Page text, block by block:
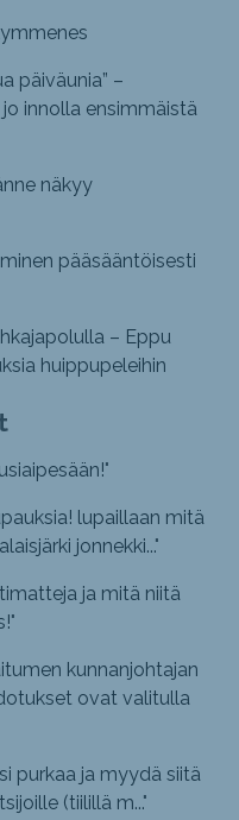
päiväunia” –
innolla ensimmäistä
näkyy
pääsääntöisesti
– Eppu
huippupeleihin
"
lupaillaan mitä
jonnekki..."
ja mitä niitä
"
kunnanjohtajan
ovat valitulla
purkaa ja myydä siitä
(tiilillä m..."